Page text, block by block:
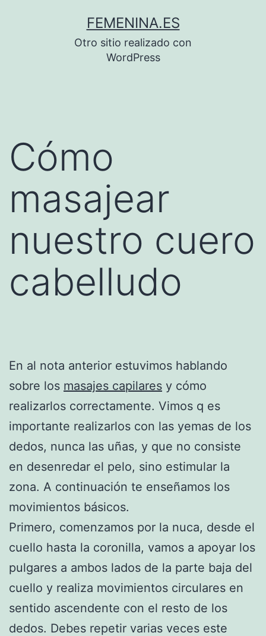
FEMENINA.ES
Otro sitio realizado con
WordPress
Cómo
masajear
nuestro cuero
cabelludo
En al nota anterior estuvimos hablando
sobre los masajes capilares y cómo
realizarlos correctamente. Vimos q es
importante realizarlos con las yemas de los
dedos, nunca las uñas, y que no consiste
en desenredar el pelo, sino estimular la
zona. A continuación te enseñamos los
movimientos básicos.
Primero, comenzamos por la nuca, desde el
cuello hasta la coronilla, vamos a apoyar los
pulgares a ambos lados de la parte baja del
cuello y realiza movimientos circulares en
sentido ascendente con el resto de los
dedos. Debes repetir varias veces este